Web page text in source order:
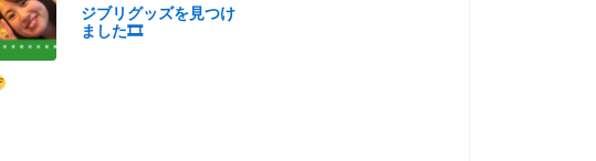
ジブリグッズを見つけ
ました🎞